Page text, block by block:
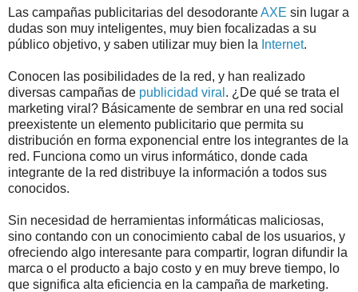
Las campañas publicitarias del desodoranteAXE sin lugar a
dudas son muy inteligentes, muy bien focalizadas a su
público objetivo, y saben utilizar muy bien la Internet.
Conocen las posibilidades de la red, y han realizado
diversas campañas de publicidad viral . ¿De qué se trata el
marketing viral? Básicamente de sembrar en una red social
preexistente un elemento publicitario que permita su
distribución en forma exponencial entre los integrantes de la
red. Funciona como un virus informático, donde cada
integrante de la red distribuye la información a todos sus
conocidos.
Sin necesidad de herramientas informáticas maliciosas,
sino contando con un conocimiento cabal de los usuarios, y
ofreciendo algo interesante para compartir, logran difundir la
marca o el producto a bajo costo y en muy breve tiempo, lo
que significa alta eficiencia en la campaña de marketing.